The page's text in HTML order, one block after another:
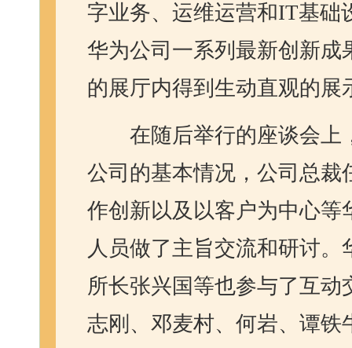
字业务、运维运营和IT基础
华为公司一系列最新创新
的展厅内得到生动直观的
在随后举行的座谈会上
公司的基本情况，公司总
作创新以及以客户为中心
人员做了主旨交流和研讨
所长张兴国等也参与了互
志刚、邓麦村、何岩、谭